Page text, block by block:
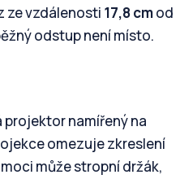
ze vzdálenosti 17,8 cmod
odstup není místo.
namířený na
omezuje zkreslení
může stropní držák,